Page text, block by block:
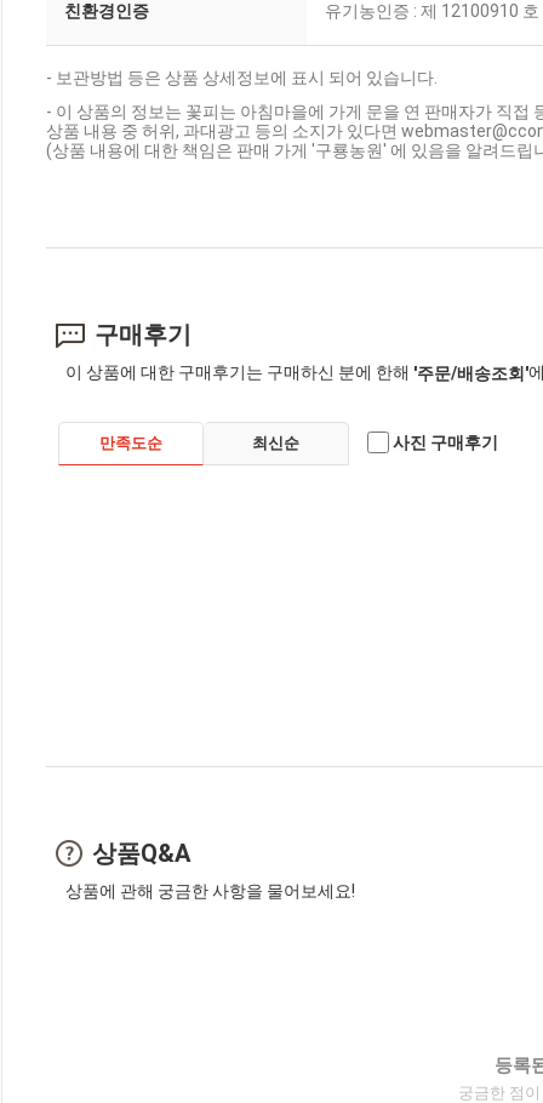
친환경인증 유기농인증 : 제 12100910 호
- 보관방법 등은 상품 상세정보에 표시 되어 있습니다.
- 이 상품의 정보는 꽃피는 아침마을에 가게 문을 연 판매자가 직접
상품 내용 중 허위, 과대광고 등의 소지가 있다면
(상품 내용에 대한 책임은 판매 가게 '구룡농원' 에 있음을 알려드립
구매후기
이 상품에 대한 구매후기는 구매하신 분에 한해 '주문/배송조회'
만족도순 최신순 사진 구매후기
상품Q&A
상품에 관해 궁금한 사항을 물어보세요!
등록
궁금한 점